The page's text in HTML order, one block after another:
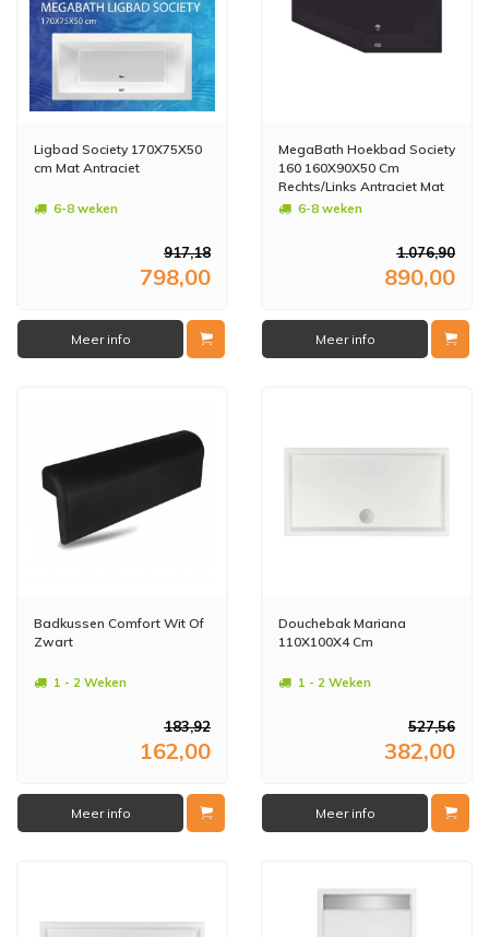
Ligbad Society 170X75X50
cm Mat Antraciet
6-8 weken
917,18
798,00
Meer info
MegaBath Hoekbad Society
160 160X90X50 Cm
Rechts/Links Antraciet Mat
6-8 weken
1.076,90
890,00
Meer info
Badkussen Comfort Wit Of
Zwart
1 - 2 Weken
183,92
162,00
Meer info
Douchebak Mariana
110X100X4 Cm
1 - 2 Weken
527,56
382,00
Meer info